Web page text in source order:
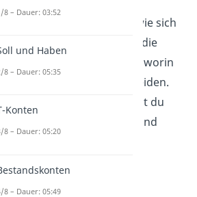
zu. So wird klar, wie sich
Veränderungen auf die
auswirken und worin
die Grundfälle unterscheiden.
findest du
Videos zu diesem und
8 – Dauer: 03:52
und Haben
8 – Dauer: 05:35
Konten
8 – Dauer: 05:20
8 – Dauer: 05:49